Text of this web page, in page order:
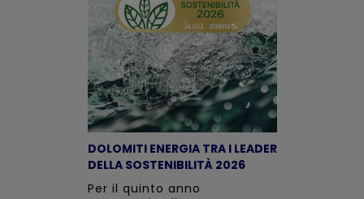
DOLOMITI ENERGIA TRA I LEADER
DELLA SOSTENIBILITÀ 2026
Per il quinto anno